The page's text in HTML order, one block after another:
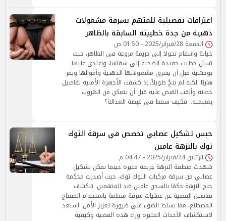
اعترافات تفصيلية للمتهم بسرقة مشغولات
ذهبية من جدة خطيبته السابقة بالظاهر
الجمعة 28/فبراير/2025 - 01:50 ص
خيانة وانتقام تحولا إلى جريمة مروعة في الظاهر، حيث
تسلل خطيب حفيدة الضحية إلى شقتها، واعتدى عليها
بوحشية قبل أن يسرق مشغولاتها الذهبية وأموالها ويفر
هاربًا. لكنه لم ينجُ طويلاً، إذ كشفت الأجهزة الأمنية تفاصيل
خطته وألقت القبض عليه قبل أن يتمكن من الهروب
بغنيمته.. فكيف سقط في قبضة العدالة؟
حبس تشكيل عصابي تخصص في سرقة التوك
توك بالنزهة عامين
الإثنين 24/فبراير/2025 - 04:47 م
شهدت منطقة النزهة جريمة مثيرة حينما تمكن تشكيل
عصابي من سرقة مركبات التوك توك، حيث أصدرت محكمة
جنح النزهة حكمًا بالسجن عامين ضد المتهمين. تتكشف
تفاصيل القضية عن عمليات سرقة منظمة باستخدام المفتاح
المصطنع، مما يسلط الضوء على ضرورة تعزيز الأمن. استعد
لاستكشاف الأحداث المثيرة وراء هذه القضية وكيفية